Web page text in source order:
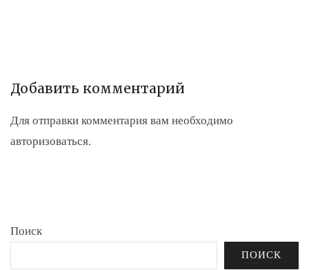
Добавить комментарий
Для отправки комментария вам необходимо
авторизоваться.
Поиск
ПОИСК